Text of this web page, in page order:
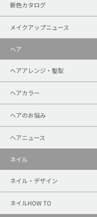
新色カタログ
メイクアップニュース
ヘア
ヘアアレンジ・髪型
ヘアカラー
ヘアのお悩み
ヘアニュース
ネイル
ネイル・デザイン
ネイルHOW TO